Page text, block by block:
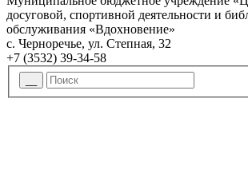
досуговой, спортивной деятельности и
обслуживания «Вдохновение»
с. Черноречье, ул. Степная, 32
+7 (3532) 39-34-58